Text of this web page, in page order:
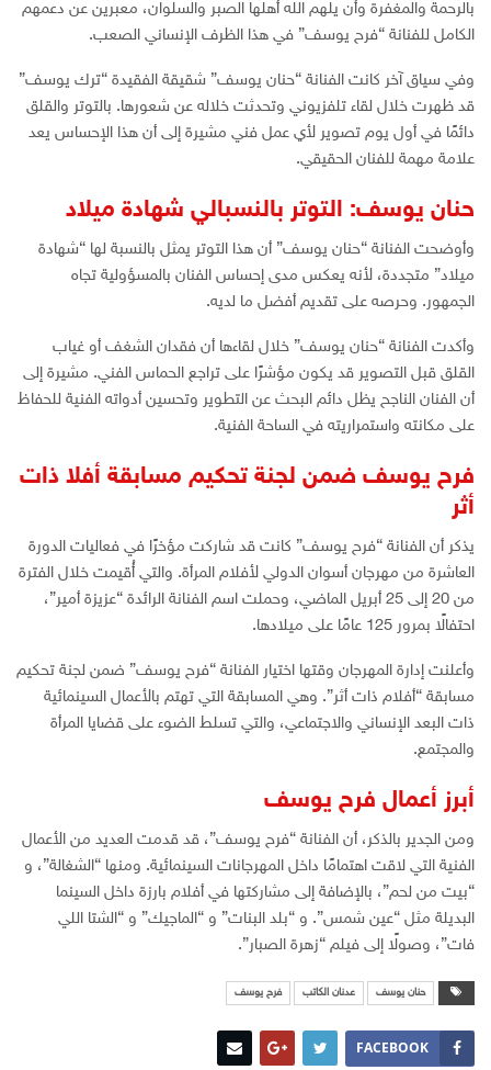
بالرحمة والمغفرة وأن يلهم الله أهلها الصبر والسلوان، معبرين عن دعمهم
الكامل للفنانة “فرح يوسف” في هذا الظرف الإنساني الصعب.
وفي سياق آخر كانت الفنانة “حنان يوسف” شقيقة الفقيدة “ترك يوسف”
قد ظهرت خلال لقاء تلفزيوني وتحدثت خلاله عن شعورها. بالتوتر والقلق
دائمًا في أول يوم تصوير لأي عمل فني مشيرة إلى أن هذا الإحساس يعد
علامة مهمة للفنان الحقيقي.
حنان يوسف: التوتر بالنسبالي شهادة ميلاد
وأوضحت الفنانة “حنان يوسف” أن هذا التوتر يمثل بالنسبة لها “شهادة
ميلاد” متجددة، لأنه يعكس مدى إحساس الفنان بالمسؤولية تجاه
الجمهور. وحرصه على تقديم أفضل ما لديه.
وأكدت الفنانة “حنان يوسف” خلال لقاءها أن فقدان الشغف أو غياب
القلق قبل التصوير قد يكون مؤشرًا على تراجع الحماس الفني. مشيرة إلى
أن الفنان الناجح يظل دائم البحث عن التطوير وتحسين أدواته الفنية للحفاظ
على مكانته واستمراريته في الساحة الفنية.
فرح يوسف ضمن لجنة تحكيم مسابقة أفلا ذات
أثر
يذكر أن الفنانة “فرح يوسف” كانت قد شاركت مؤخرًا في فعاليات الدورة
العاشرة من مهرجان أسوان الدولي لأفلام المرأة. والتي أُقيمت خلال الفترة
من 20 إلى 25 أبريل الماضي، وحملت اسم الفنانة الرائدة “عزيزة أمير”،
احتفالًا بمرور 125 عامًا على ميلادها.
وأعلنت إدارة المهرجان وقتها اختيار الفنانة “فرح يوسف” ضمن لجنة تحكيم
مسابقة “أفلام ذات أثر”. وهي المسابقة التي تهتم بالأعمال السينمائية
ذات البعد الإنساني والاجتماعي، والتي تسلط الضوء على قضايا المرأة
والمجتمع.
أبرز أعمال فرح يوسف
ومن الجدير بالذكر، أن الفنانة “فرح يوسف”، قد قدمت العديد من الأعمال
الفنية التي لاقت اهتمامًا داخل المهرجانات السينمائية. ومنها “الشغالة”، و
“بيت من لحم”، بالإضافة إلى مشاركتها في أفلام بارزة داخل السينما
البديلة مثل “عين شمس”. و “بلد البنات” و “الماجيك” و “الشتا اللي
فات”، وصولًا إلى فيلم “زهرة الصبار”.
حنان يوسف عدنان الكاتب فرح يوسف
FACEBOOK